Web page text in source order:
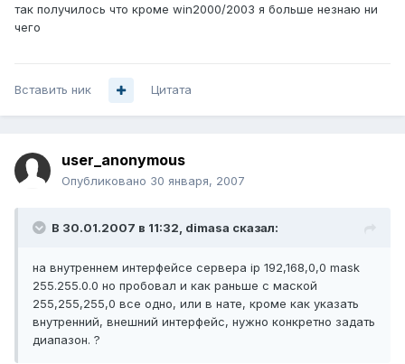
так получилось что кроме win2000/2003 я больше незнаю ни
чего
Вставить ник Цитата
user_anonymous
Опубликовано 30 января, 2007
В 30.01.2007 в 11:32, dimasa сказал:
на внутреннем интерфейсе сервера ip 192,168,0,0 mask
255.255.0.0 но пробовал и как раньше с маской
255,255,255,0 все одно, или в нате, кроме как указать
внутренний, внешний интерфейс, нужно конкретно задать
диапазон. ?